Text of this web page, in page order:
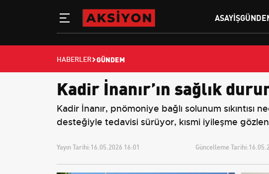
ASAYIŞ
HABERLER GÜNDEM
Kadir İnanır’ın sağlık
Kadir İnanır, pnömoniye bağlı solunum
desteğiyle tedavisi sürüyor, kısmi iyileşme
Yayın Tarihi:16.05.2026 16:01 Güncelleme Tarihi: